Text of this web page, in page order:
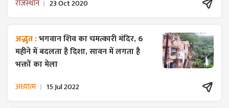
राजस्थान 23 Oct 2020
अद्भुत :भगवान शिव का चमत्कारी मंदिर, 6
महीने में बदलता है दिशा, सावन में लगता है
भक्तों का मेला
अध्यात्म 15 Jul 2022